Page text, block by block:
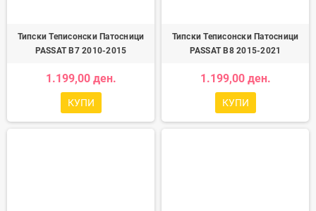
Типски Теписонски Патосници
PASSAT B7 2010-2015
1.199,00 ден.
КУПИ
Типски Теписонски Патосници
PASSAT B8 2015-2021
1.199,00 ден.
КУПИ